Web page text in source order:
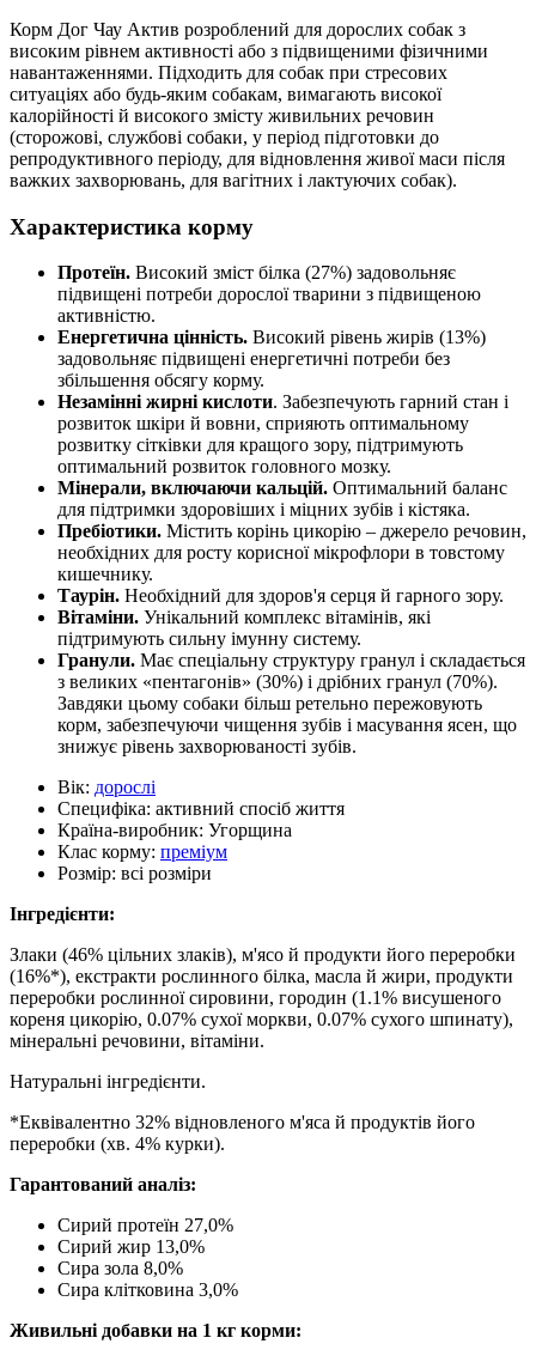
Корм Дог Чау Актив розроблений для дорослих собак з
високим рівнем активності або з підвищеними фізичними
навантаженнями. Підходить для собак при стресових
ситуаціях або будь-яким собакам, вимагають високої
калорійності й високого змісту живильних речовин
(сторожові, службові собаки, у період підготовки до
репродуктивного періоду, для відновлення живої маси після
важких захворювань, для вагітних і лактуючих собак).
Характеристика корму
Протеїн. Високий зміст білка (27%) задовольняє
підвищені потреби дорослої тварини з підвищеною
активністю.
Енергетична цінність. Високий рівень жирів (13%)
задовольняє підвищені енергетичні потреби без
збільшення обсягу корму.
Незамінні жирні кислоти. Забезпечують гарний стан і
розвиток шкіри й вовни, сприяють оптимальному
розвитку сітківки для кращого зору, підтримують
оптимальний розвиток головного мозку.
Мінерали, включаючи кальцій. Оптимальний баланс
для підтримки здоровіших і міцних зубів і кістяка.
Пребіотики. Містить корінь цикорію – джерело речовин,
необхідних для росту корисної мікрофлори в товстому
кишечнику.
Таурін. Необхідний для здоров'я серця й гарного зору.
Вітаміни. Унікальний комплекс вітамінів, які
підтримують сильну імунну систему.
Гранули. Має спеціальну структуру гранул і складається
з великих «пентагонів» (30%) і дрібних гранул (70%).
Завдяки цьому собаки більш ретельно пережовують
корм, забезпечуючи чищення зубів і масування ясен, що
знижує рівень захворюваності зубів.
Вік: дорослі
Специфіка: активний спосіб життя
Країна-виробник: Угорщина
Клас корму: преміум
Розмір: всі розміри
Інгредієнти:
Злаки (46% цільних злаків), м'ясо й продукти його переробки
(16%*), екстракти рослинного білка, масла й жири, продукти
переробки рослинної сировини, городин (1.1% висушеного
кореня цикорію, 0.07% сухої моркви, 0.07% сухого шпинату),
мінеральні речовини, вітаміни.
Натуральні інгредієнти.
*Еквівалентно 32% відновленого м'яса й продуктів його
переробки (хв. 4% курки).
Гарантований аналіз:
Сирий протеїн 27,0%
Сирий жир 13,0%
Сира зола 8,0%
Сира клітковина 3,0%
Живильні добавки на 1 кг корми: